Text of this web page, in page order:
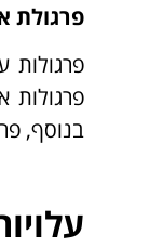
פרגולת
פרגולות
בנוסף,